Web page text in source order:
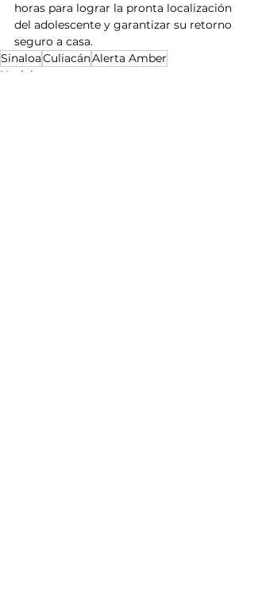
horas para lograr la pronta localización
del adolescente y garantizar su retorno
seguro a casa.
SinaloaCuliacánAlerta Amber
Noticias